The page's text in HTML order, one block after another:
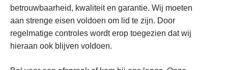
betrouwbaarheid, kwaliteit en garantie. Wij moeten
aan strenge eisen voldoen om lid te zijn. Door
regelmatige controles wordt erop toegezien dat wij
hieraan ook blijven voldoen.